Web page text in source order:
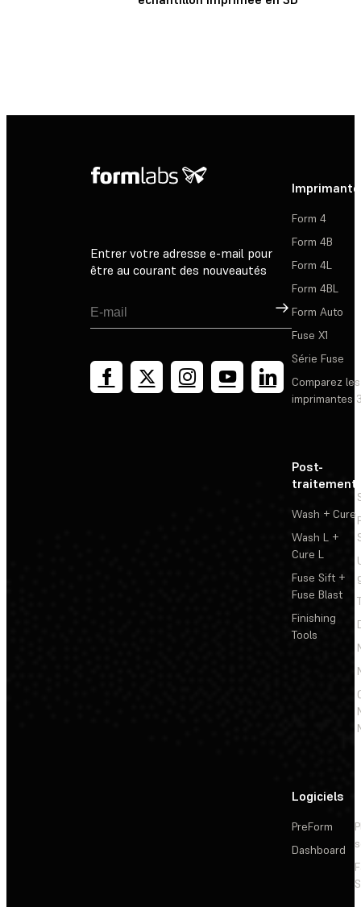
Entrer votre adresse e-mail pour
être au courant des nouveautés
Inscription
Form 4
Form 4B
Form 4L
Form 4BL
Form Auto
Fuse X1
Série Fuse
Comparez les
imprimantes
Post-
traitement
Wash + Cure
Wash L +
Cure L
Fuse Sift +
Fuse Blast
Finishing
Tools
Logiciels
PreForm
Dashboard